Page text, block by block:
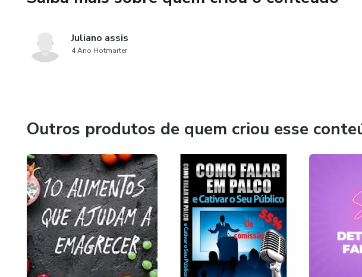
Juliano assis
4 Ano Hotmarter
Outros produtos de quem criou esse